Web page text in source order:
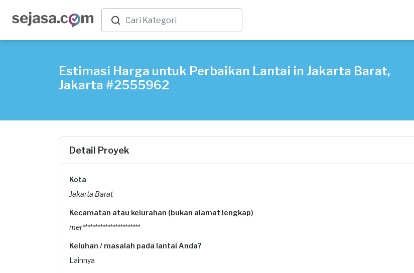
Estimasi Harga untuk Perbaikan Lantai in Jakarta Barat,
Jakarta #2555962
Detail Proyek
Kota
Jakarta Barat
Kecamatan atau kelurahan (bukan alamat lengkap)
mer***********************
Keluhan / masalah pada lantai Anda?
Lainnya